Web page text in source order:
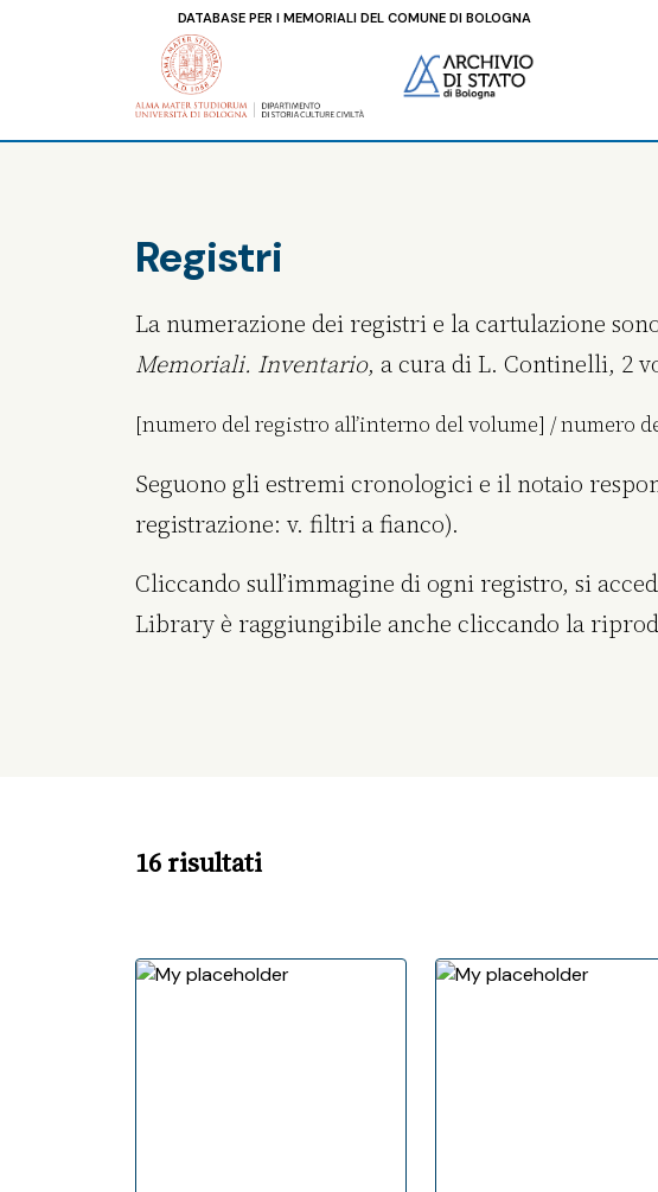
DATABASE PER I MEMORIALI DEL COMUNE DI BOLOGNA
Registri
La numerazione dei registri e la cartulazione
Memoriali. Inventario, a cura di L. Continelli, 2
[numero del registro all’interno del volume] / numero
Seguono gli estremi cronologici e il notaio
registrazione: v. filtri a fianco).
Cliccando sull’immagine di ogni registro, si
Library è raggiungibile anche cliccando la
16 risultati